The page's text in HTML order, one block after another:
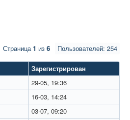
Пользователей: 254
Страница1 из 6
Зарегистрирован
29-05, 19:36
16-03, 14:24
03-07, 09:20